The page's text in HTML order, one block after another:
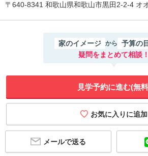
〒640-8341 和歌山県和歌山市黒田2-2-4 オ
家のイメージ から 予算の
疑問をまとめて相談！
見学予約に進む(無
メールで送る